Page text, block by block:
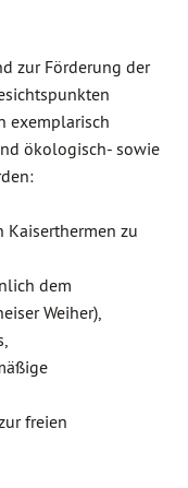
zur Förderung der
exemplarisch
ökologisch- sowie
Kaiserthermen zu
dem
Weiher),
freien